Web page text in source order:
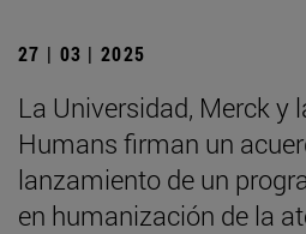
27 | 03 | 2025
La Universidad, Merck y
Humans firman un
lanzamiento de un
en humanización de la